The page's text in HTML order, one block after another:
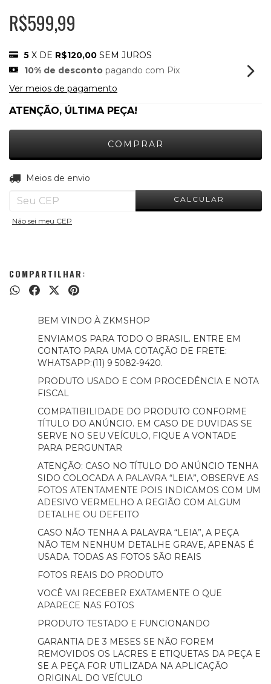
R$599,99
5 X DE R$120,00 SEM JUROS
10% de desconto pagando com Pix
Ver meios de pagamento
ATENÇÃO, ÚLTIMA PEÇA!
Entregas para o CEP:
Meios de envio
CALCULAR
Não sei meu CEP
COMPARTILHAR:
BEM VINDO À ZKMSHOP
ENVIAMOS PARA TODO O BRASIL. ENTRE EM
CONTATO PARA UMA COTAÇÃO DE FRETE:
WHATSAPP:(11) 9 5082-9420.
PRODUTO USADO E COM PROCEDÊNCIA E NOTA
FISCAL
COMPATIBILIDADE DO PRODUTO CONFORME
TÍTULO DO ANÚNCIO. EM CASO DE DUVIDAS SE
SERVE NO SEU VEÍCULO, FIQUE A VONTADE
PARA PERGUNTAR
ATENÇÃO: CASO NO TÍTULO DO ANÚNCIO TENHA
SIDO COLOCADA A PALAVRA “LEIA”, OBSERVE AS
FOTOS ATENTAMENTE POIS INDICAMOS COM UM
ADESIVO VERMELHO A REGIÃO COM ALGUM
DETALHE OU DEFEITO
CASO NÃO TENHA A PALAVRA “LEIA”, A PEÇA
NÃO TEM NENHUM DETALHE GRAVE, APENAS É
USADA. TODAS AS FOTOS SÃO REAIS
FOTOS REAIS DO PRODUTO
VOCÊ VAI RECEBER EXATAMENTE O QUE
APARECE NAS FOTOS
PRODUTO TESTADO E FUNCIONANDO
GARANTIA DE 3 MESES SE NÃO FOREM
REMOVIDOS OS LACRES E ETIQUETAS DA PEÇA E
SE A PEÇA FOR UTILIZADA NA APLICAÇÃO
ORIGINAL DO VEÍCULO